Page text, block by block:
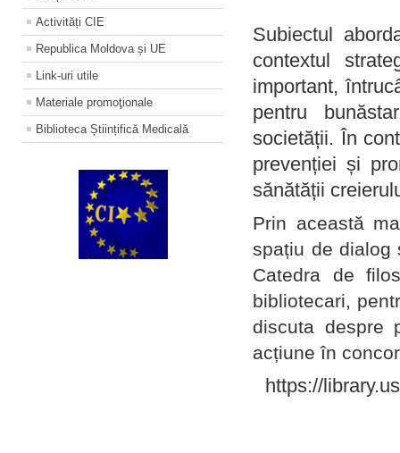
Activități CIE
Republica Moldova și UE
Link-uri utile
Materiale promoţionale
Biblioteca Științifică Medicală
Subiectul
contextul
important,
pentru
societății. În
prevenției și
sănătății
Prin această
spațiu de dialog
Catedra de
bibliotecari,
discuta despre
acțiune în
https://